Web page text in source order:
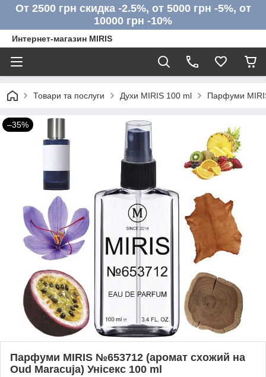
От 2500 грн скидка -2.5%, от 5000 грн -5%, от
10000 грн -10%
Интернет-магазин MIRIS
Товари та послуги Духи MIRIS 100 ml Парфуми
–35%
Парфуми MIRIS №653712 (аромат схожий на
Oud Maracuja) Унісекс 100 ml